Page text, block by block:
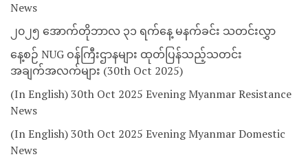
News
၂၀၂၅ အောက်တိုဘာလ ၃၁ ရက်နေ့ မနက်ခင်း သတင်းလွှာ
နေ့စဉ် NUG ဝန်ကြီးဌာနများ ထုတ်ပြန်သည့်သတင်း
အချက်အလက်များ (30th Oct 2025)
(In English) 30th Oct 2025 Evening Myanmar Resistance
News
(In English) 30th Oct 2025 Evening Myanmar Domestic
News